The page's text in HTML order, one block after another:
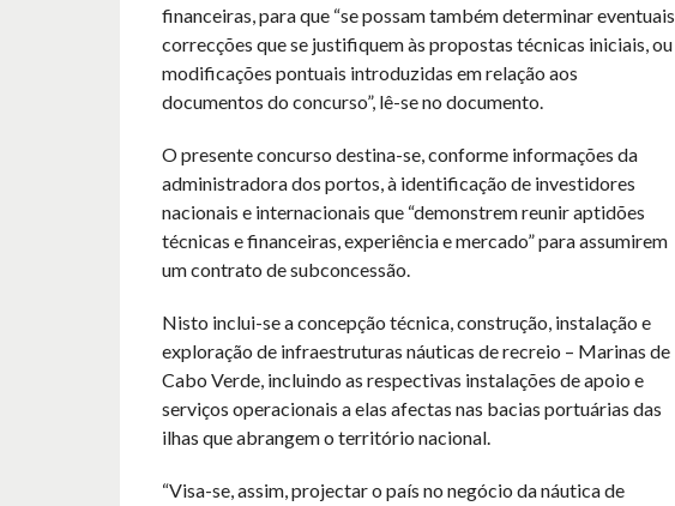
financeiras, para que “se possam também determinar eventuais
correcções que se justifiquem às propostas técnicas iniciais, ou
modificações pontuais introduzidas em relação aos
documentos do concurso”, lê-se no documento.
O presente concurso destina-se, conforme informações da
administradora dos portos, à identificação de investidores
nacionais e internacionais que “demonstrem reunir aptidões
técnicas e financeiras, experiência e mercado” para assumirem
um contrato de subconcessão.
Nisto inclui-se a concepção técnica, construção, instalação e
exploração de infraestruturas náuticas de recreio – Marinas de
Cabo Verde, incluindo as respectivas instalações de apoio e
serviços operacionais a elas afectas nas bacias portuárias das
ilhas que abrangem o território nacional.
“Visa-se, assim, projectar o país no negócio da náutica de